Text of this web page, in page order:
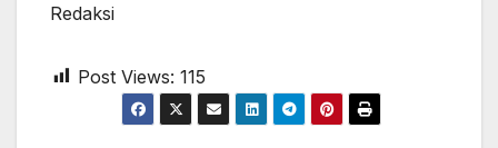
Redaksi
Post Views: 115